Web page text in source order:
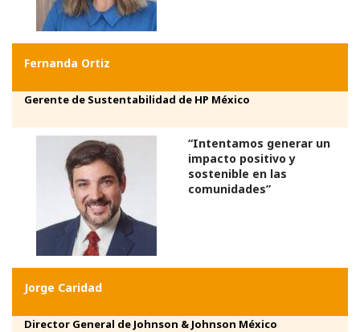
Fernanda Ortiz
Gerente de Sustentabilidad de HP México
“Intentamos generar un
impacto positivo y
sostenible en las
comunidades”
Jorge Caridad
Director General de Johnson & Johnson México